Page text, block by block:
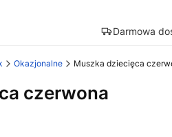
Darmowa
Okazjonalne Muszka dziecięca
czerwona